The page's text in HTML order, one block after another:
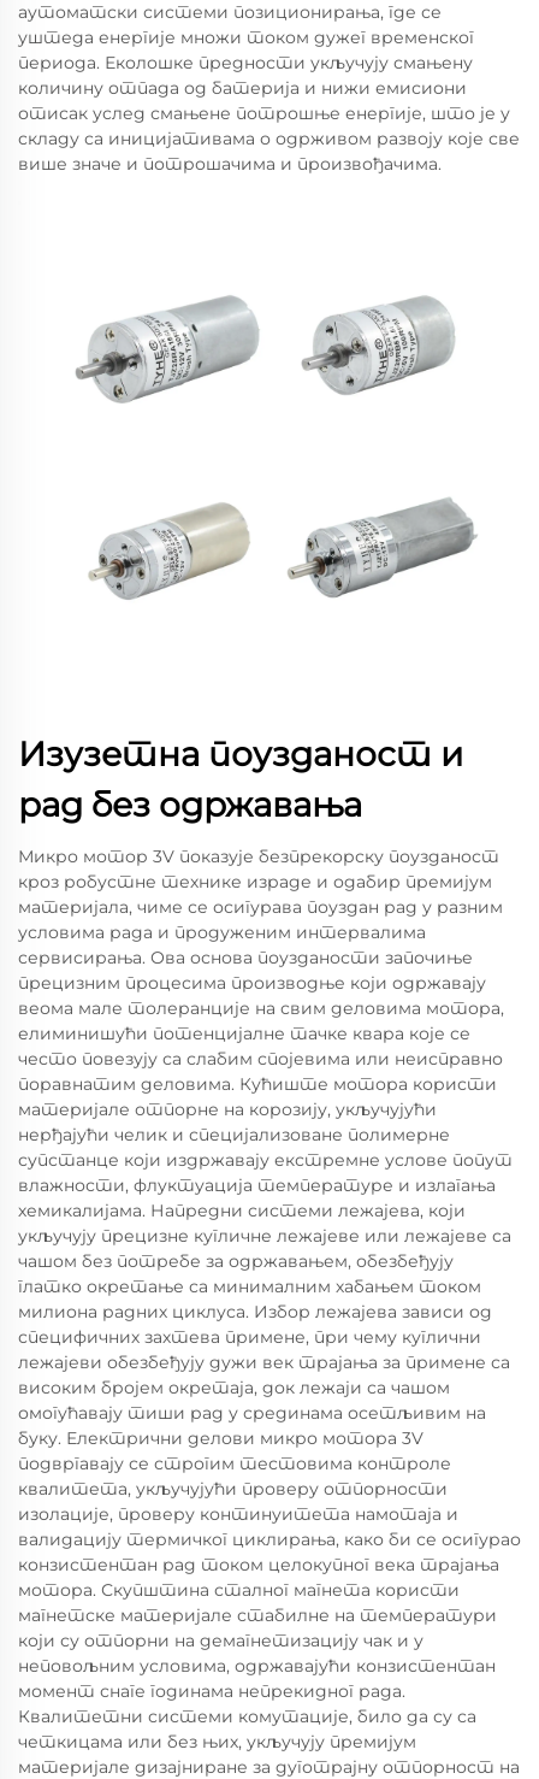
аутоматски системи позиционирања, где се
уштеда енергије множи током дужег временског
периода. Еколошке предности укључују смањену
количину отпада од батерија и нижи емисиони
отисак услед смањене потрошње енергије, што је у
складу са иницијативама о одрживом развоју које све
више значе и потрошачима и произвођачима.
Изузетна поузданост и
рад без одржавања
Микро мотор 3V показује безпрекорску поузданост
кроз робустне технике израде и одабир премијум
материјала, чиме се осигурава поуздан рад у разним
условима рада и продуженим интервалима
сервисирања. Ова основа поузданости започиње
прецизним процесима производње који одржавају
веома мале толеранције на свим деловима мотора,
елиминишући потенцијалне тачке квара које се
често повезују са слабим спојевима или неисправно
поравнатим деловима. Кућиште мотора користи
материјале отпорне на корозију, укључујући
нерђајући челик и специјализоване полимерне
супстанце који издржавају екстремне услове попут
влажности, флуктуација температуре и излагања
хемикалијама. Напредни системи лежајева, који
укључују прецизне кугличне лежајеве или лежајеве са
чашом без потребе за одржавањем, обезбеђују
глатко окретање са минималним хабањем током
милиона радних циклуса. Избор лежајева зависи од
специфичних захтева примене, при чему куглични
лежајеви обезбеђују дужи век трајања за примене са
високим бројем окретаја, док лежаји са чашом
омогућавају тиши рад у срединама осетљивим на
буку. Електрични делови микро мотора 3V
подвргавају се строгим тестовима контроле
квалитета, укључујући проверу отпорности
изолације, проверу континуитета намотаја и
валидацију термичког циклирања, како би се осигурао
конзистентан рад током целокупног векa трајања
мотора. Скупштина сталног магнета користи
магнетске материјале стабилне на температури
који су отпорни на демагнетизацију чак и у
неповољним условима, одржавајући конзистентан
момент снаге годинама непрекидног рада.
Квалитетни системи комутације, било да су са
четкицама или без њих, укључују премијум
материјале дизајниране за дуготрајну отпорност на